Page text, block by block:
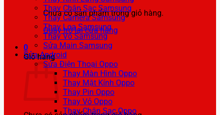
Chưa có sản phẩm trong giỏ hàng.
Quay trở lại cửa hàng
0
Giỏ hàng
Thay Chân Sạc Samsung
Thay Camera Samsung
Thay Loa Samsung
Thay Vỏ Samsung
Sửa Main Samsung
Sửa Android
Sửa Điện Thoại Oppo
Thay Màn Hình Oppo
Thay Mặt Kính Oppo
Thay Pin Oppo
Thay Vỏ Oppo
Thay Chân Sạc Oppo